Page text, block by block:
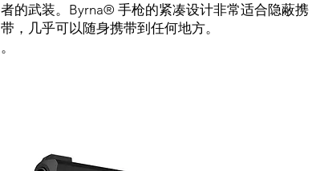
者的武装。Byrna® 手枪的紧凑设计非常适合隐蔽携
带，几乎可以随身携带到任何地方。
。